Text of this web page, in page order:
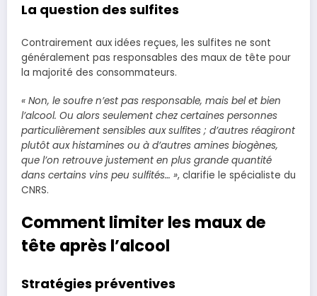
La question des sulfites
Contrairement aux idées reçues, les sulfites ne sont
généralement pas responsables des maux de tête pour
la majorité des consommateurs.
« Non, le soufre n’est pas responsable, mais bel et bien
l’alcool. Ou alors seulement chez certaines personnes
particulièrement sensibles aux sulfites ; d’autres réagiront
plutôt aux histamines ou à d’autres amines biogènes,
que l’on retrouve justement en plus grande quantité
dans certains vins peu sulfités… », clarifie le spécialiste du
CNRS.
Comment limiter les maux de
tête après l’alcool
Stratégies préventives